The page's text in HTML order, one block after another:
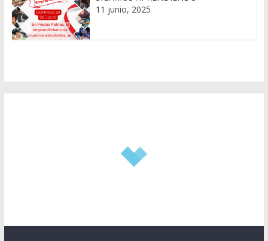
11 junio, 2025